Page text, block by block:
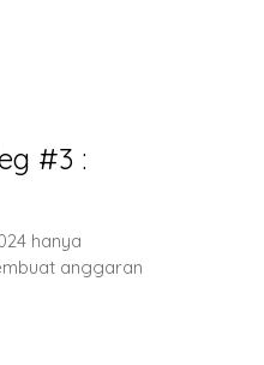
#3 :
hanya
anggaran